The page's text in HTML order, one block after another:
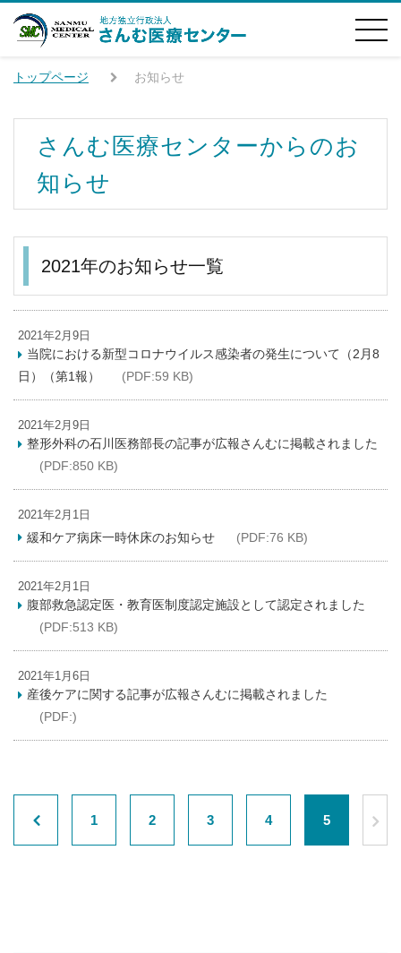
トップページ お知らせ
さんむ医療センターからのお
知らせ
2021年のお知らせ一覧
2021年2月9日
当院における新型コロナウイルス感染者の発生について（2月8
日）（第1報）
(PDF:59 KB)
2021年2月9日
整形外科の石川医務部長の記事が広報さんむに掲載されました
(PDF:850 KB)
2021年2月1日
緩和ケア病床一時休床のお知らせ (PDF:76 KB)
2021年2月1日
腹部救急認定医・教育医制度認定施設として認定されました
(PDF:513 KB)
2021年1月6日
産後ケアに関する記事が広報さんむに掲載されました
(PDF:)
1 2 3 4 5